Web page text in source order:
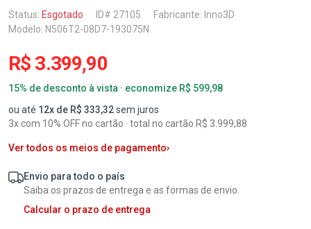
Status: Esgotado ID# 27105 Fabricante: Inno3D
Modelo: N506T2-08D7-193075N
R$ 3.399,90
15% de desconto à vista · economize R$ 599,98
ou até 12x de R$ 333,32sem juros
3x com 10% OFF no cartão · total no cartão R$ 3.999,88
Ver todos os meios de pagamento›
Envio para todo o país
Saiba os prazos de entrega e as formas de envio.
Calcular o prazo de entrega